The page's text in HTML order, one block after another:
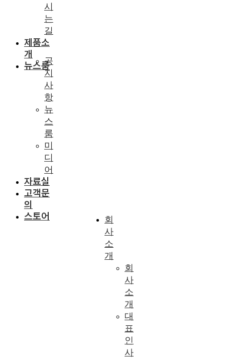
시
는
길
제품소
개
뉴스룸
공
지
사
항
뉴
스
룸
미
디
어
자료실
고객문
의
스토어
회
사
소
개
회
사
소
개
대
표
인
사